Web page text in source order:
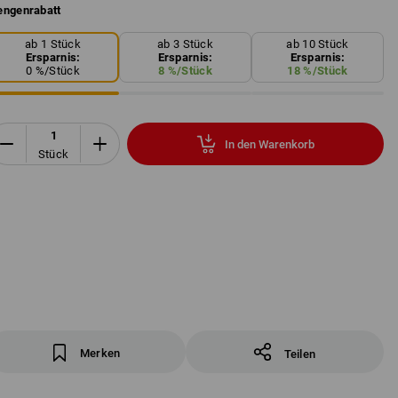
ab 1 Stück
Ersparnis:
0 %/Stück
ab 3 Stück
Ersparnis:
8 %/Stück
ab 10 Stück
Ersparnis:
18 %/Stück
Stück
In den Warenkorb
Merken Teilen